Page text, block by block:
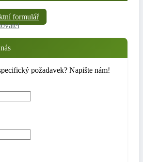
formulář
požadavek? Napište nám!